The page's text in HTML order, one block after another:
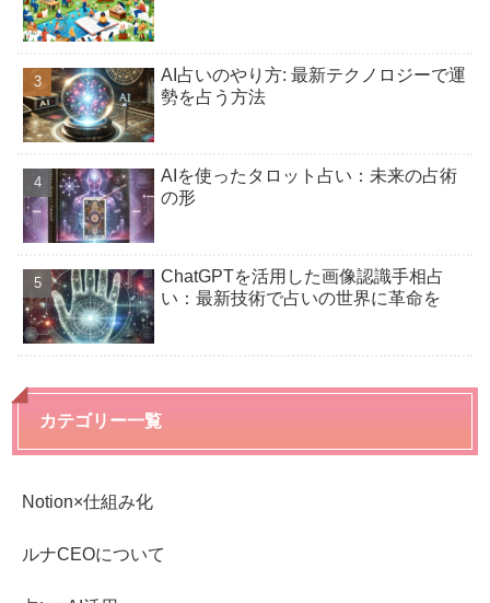
AI占いのやり方: 最新テクノロジーで運
勢を占う方法
AIを使ったタロット占い：未来の占術
の形
ChatGPTを活用した画像認識手相占
い：最新技術で占いの世界に革命を
カテゴリー一覧
Notion×仕組み化
ルナCEOについて